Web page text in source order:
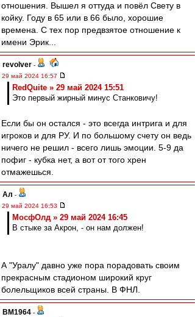
отношения. Вышел я оттуда и повёл Свету в
койку. Году в 65 или в 66 было, хорошие
времена. С тех пор предвзятое отношение к
имени Эрик...
revolver -
29 май 2024 16:57
RedQuite » 29 май 2024 15:51
Это первый жирный минус Станковичу!
Если бы он остался - это всегда интрига и для
игроков и для РУ. И по большому счету он ведь
ничего не решил - всего лишь эмоции. 5-9 да
пофиг - кубка нет, а вот от того хрен
отмажешься.
Ал -
29 май 2024 16:53
МосфОлд » 29 май 2024 16:45
В стыке за Акрон, - он нам должен!
А "Уралу" давно уже пора порадовать своим
прекрасным стадионом широкий круг
болельщиков всей страны. В ФНЛ.
BM1964 -